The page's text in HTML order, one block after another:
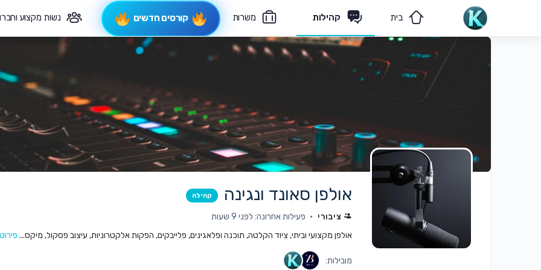
בית קהילות משרות קורסים חדשים נשות מקצוע
הצוות שלנו פיקוח תורני צרי קשר
אולפן סאונד ונגינה קהילה
ציבורי
פעילות אחרונה: לפני 9 שעות
אולפן מקצועי וביתי, ציוד הקלטה, תוכנה ופלאגינים, פלייבקים, הפקות אלקטרוניות, עיצוב פסקול, מיקס...
מובילות: